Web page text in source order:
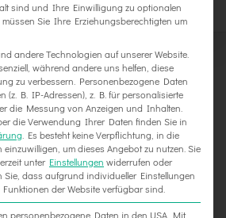
bei Casa Flora in Grünenplan
sind und Ihre Einwilligung zu optionalen
Sie Ihre Erziehungsberechtigten um
andere Technologien auf unserer Website.
während andere uns helfen, diese
zu verbessern. Personenbezogene Daten
(z. B. IP-Adressen), z. B. für personalisierte
die Messung von Anzeigen und Inhalten.
die Verwendung Ihrer Daten finden Sie in
Es besteht keine Verpflichtung, in die
um dieses Angebot zu nutzen. Sie
unter Einstellungen widerrufen oder
Sie, dass aufgrund individueller Einstellungen
der Website verfügbar sind.
personenbezogene Daten in den USA. Mit